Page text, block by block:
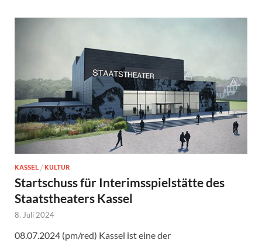
KASSEL / KULTUR
Startschuss für Interimsspielstätte des
Staatstheaters Kassel
8. Juli 2024
08.07.2024 (pm/red) Kassel ist eine der